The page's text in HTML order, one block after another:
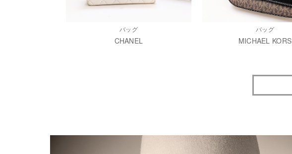
バッグ
CHANEL
バッグ
MICHAEL KORS